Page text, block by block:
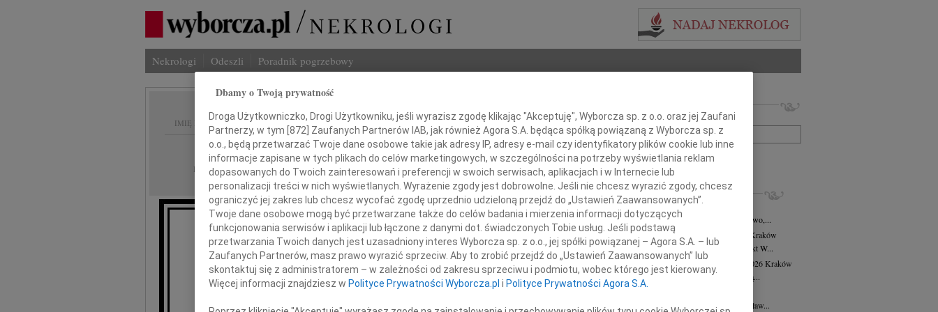
Nekrologi Odeszli Poradnik pogrzebowy
IMIĘ I NAZWISKO:
REGION: Kraków
DATA EMISJI: 19.10.2009
W dniu 11 października 2009 roku odszedł
Imię i nazwisko lub numer ogłoszenia:
+ szukanie zaawansowane
INNE NEKROLOGI
03.08.2026Kraków
Dla Basi Domek, Dora i Klaudiusz, Eliza, Gwo,...
Magdalena Płonka-Kalkowska
Kraków
Magdalena Płonka-Kalkowska Kuka architekt W...
Barbara Tworzewska-Mikołajewicz
02.07.2026 Kraków
Z głębokim żalem żegnamy naszą wieloletnią...
Stanisław Król
23 czerwca 2026 roku odszedł Mistrz Stanisław...
Dbamy o Twoją prywatność
Droga Użytkowniczko, Drogi Użytkowniku, jeśli wyrazisz zgodę klikając "Akceptuję", Wyborcza sp. z o.o. oraz jej Zaufani
Partnerzy, w tym [872] Zaufanych Partnerów IAB, jak również Agora S.A. będąca spółką powiązaną z Wyborcza sp. z
o.o., będą przetwarzać Twoje dane osobowe takie jak adresy IP, adresy e-mail czy identyfikatory plików cookie lub inne
informacje zapisane w tych plikach do celów marketingowych, w szczególności na potrzeby wyświetlania reklam
dopasowanych do Twoich zainteresowań i preferencji w swoich serwisach, aplikacjach i w Internecie lub
personalizacji treści w nich wyświetlanych. Wyrażenie zgody jest dobrowolne. Jeśli nie chcesz wyrazić zgody, chcesz
ograniczyć jej zakres lub chcesz wycofać zgodę uprzednio udzieloną przejdź do „Ustawień Zaawansowanych”.
Twoje dane osobowe mogą być przetwarzane także do celów badania i mierzenia informacji dotyczących
funkcjonowania serwisów i aplikacji lub łączone z danymi dot. świadczonych Tobie usług. Jeśli podstawą
przetwarzania Twoich danych jest uzasadniony interes Wyborcza sp. z o.o., jej spółki powiązanej – Agora S.A. – lub
Zaufanych Partnerów, masz prawo wyrazić sprzeciw. Aby to zrobić przejdź do „Ustawień Zaawansowanych” lub
skontaktuj się z administratorem – w zależności od zakresu sprzeciwu i podmiotu, wobec którego jest kierowany.
Więcej informacji znajdziesz w Polityce Prywatności Wyborcza.pl i Polityce Prywatności Agora S.A.